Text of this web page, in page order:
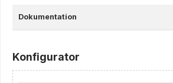
Dokumentation
Konfigurator